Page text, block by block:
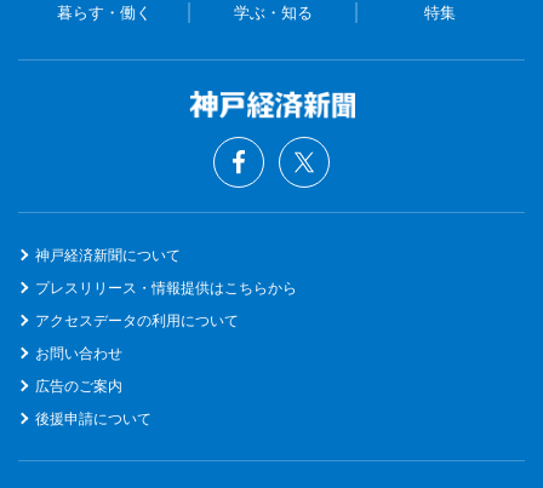
暮らす・働く 学ぶ・知る 特集
神戸経済新聞について
プレスリリース・情報提供はこちらから
アクセスデータの利用について
お問い合わせ
広告のご案内
後援申請について